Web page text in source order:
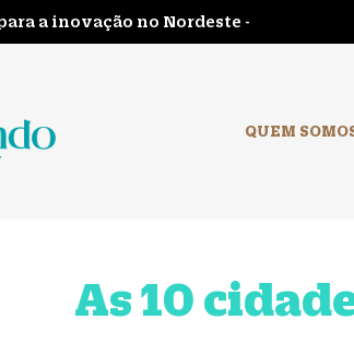
a inovação no Nordeste -
QUEM
As 10